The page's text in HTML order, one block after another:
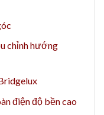
chỉnh hướng
điện độ bền cao